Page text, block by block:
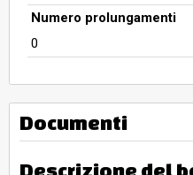
Numero prolungamenti
0
Documenti
Descrizione del